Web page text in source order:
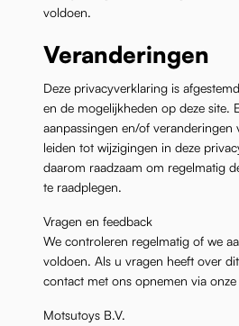
voldoen.
Veranderingen
Deze privacyverklaring is
en de mogelijkheden op deze site.
aanpassingen en/of veranderingen
leiden tot wijzigingen in deze
daarom raadzaam om regelmatig
te raadplegen.
Vragen en feedback
We controleren regelmatig of we
voldoen. Als u vragen heeft over
contact met ons opnemen via
Motsutoys B.V.